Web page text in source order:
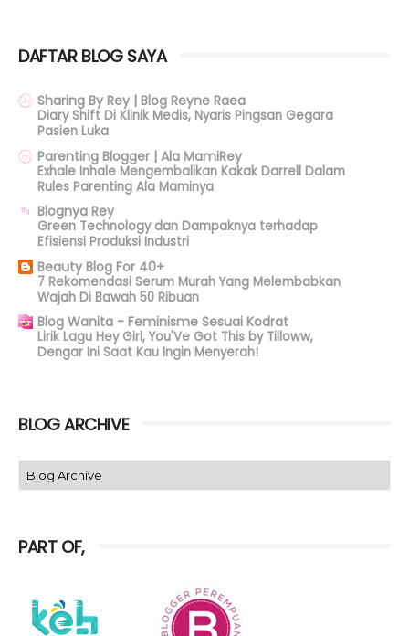
DAFTAR BLOG SAYA
Sharing By Rey | Blog Reyne Raea
Diary Shift Di Klinik Medis, Nyaris Pingsan Gegara
Pasien Luka
Parenting Blogger | Ala MamiRey
Exhale Inhale Mengembalikan Kakak Darrell Dalam
Rules Parenting Ala Maminya
Blognya Rey
Green Technology dan Dampaknya terhadap
Efisiensi Produksi Industri
Beauty Blog For 40+
7 Rekomendasi Serum Murah Yang Melembabkan
Wajah Di Bawah 50 Ribuan
Blog Wanita - Feminisme Sesuai Kodrat
Lirik Lagu Hey Girl, You'Ve Got This by Tilloww,
Dengar Ini Saat Kau Ingin Menyerah!
BLOG ARCHIVE
PART OF,